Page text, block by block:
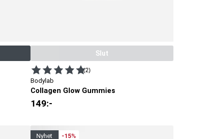
Slut
(2)
Bodylab
Collagen Glow Gummies
149:-
nyhet -15%